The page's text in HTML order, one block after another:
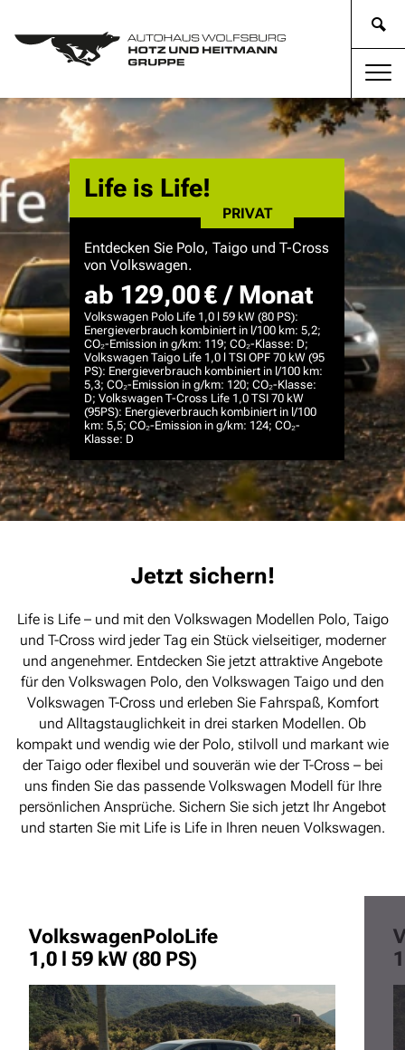
Life is Life!
Entdecken Sie Polo, Taigo und T-Cross
von Volkswagen.
ab 129,00 € / Monat
Volkswagen Polo Life 1,0 l 59 kW (80 PS):
Energieverbrauch kombiniert in l/100 km: 5,2;
CO₂-Emission in g/km: 119; CO₂-Klasse: D;
Volkswagen Taigo Life 1,0 l TSI OPF 70 kW (95
PS): Energieverbrauch kombiniert in l/100 km:
5,3; CO₂-Emission in g/km: 120; CO₂-Klasse:
D; Volkswagen T-Cross Life 1,0 TSI 70 kW
(95PS): Energieverbrauch kombiniert in l/100
km: 5,5; CO₂-Emission in g/km: 124; CO₂-
Klasse: D
PRIVAT
Jetzt sichern!
Life is Life – und mit den Volkswagen Modellen Polo, Taigo
und T-Cross wird jeder Tag ein Stück vielseitiger, moderner
und angenehmer. Entdecken Sie jetzt attraktive Angebote
für den Volkswagen Polo, den Volkswagen Taigo und den
Volkswagen T-Cross und erleben Sie Fahrspaß, Komfort
und Alltagstauglichkeit in drei starken Modellen. Ob
kompakt und wendig wie der Polo, stilvoll und markant wie
der Taigo oder flexibel und souverän wie der T-Cross – bei
uns finden Sie das passende Volkswagen Modell für Ihre
persönlichen Ansprüche. Sichern Sie sich jetzt Ihr Angebot
und starten Sie mit Life is Life in Ihren neuen Volkswagen.
VolkswagenPoloLife
1,0 l 59 kW (80 PS)